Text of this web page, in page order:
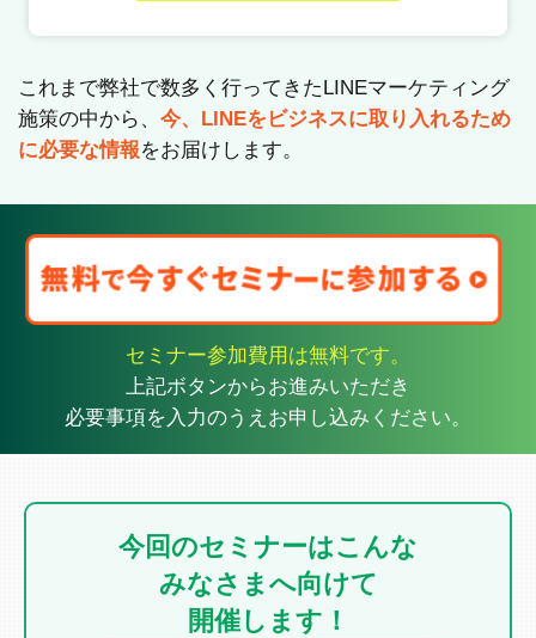
これまで弊社で数多く行ってきたLINEマーケティング
施策の中から、 今、LINEをビジネスに取り入れるため
に必要な情報をお届けします。
セミナー参加費用は無料です。
上記ボタンからお進みいただき
必要事項を入力のうえお申し込みください。
今回のセミナーはこんな
みなさまへ向けて
開催します！